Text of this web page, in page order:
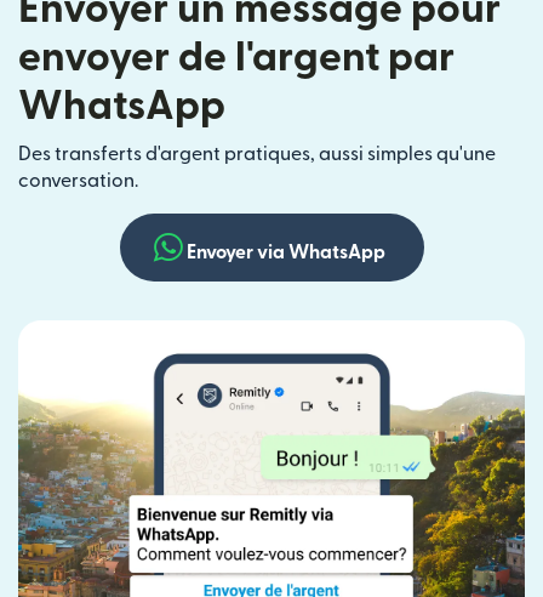
Envoyer un message pour
envoyer de l'argent par
WhatsApp
Des transferts d'argent pratiques, aussi simples qu'une
conversation.
Envoyer via WhatsApp